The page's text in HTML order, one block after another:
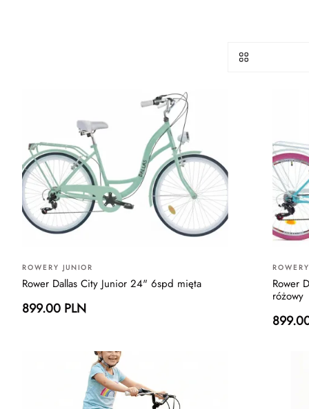
ROWERY JUNIOR
Rower Dallas City Junior 24" 6spd mięta
899.00 PLN
Rower
różowy